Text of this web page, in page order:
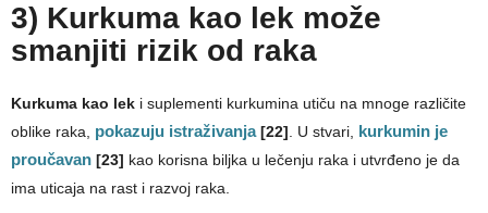
3) Kurkuma kao lek može
smanjiti rizik od raka
Kurkuma kao lek i suplementi kurkumina utiču na mnoge različite
oblike raka, pokazuju istraživanja[22] . U stvari,
kurkumin je
proučavan [23] kao korisna biljka u lečenju raka i utvrđeno je da
ima uticaja na rast i razvoj raka.